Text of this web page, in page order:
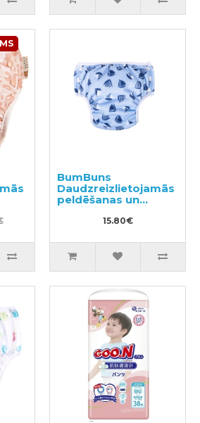
BumBuns
Daudzreizlietojamās
peldēšanas un
podiņmācību
autiņbiksīte M 11–15
15.80€